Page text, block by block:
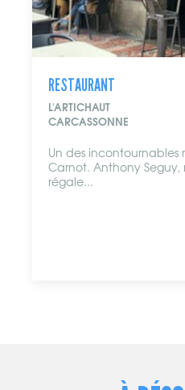
RESTAURANT
L'ARTICHAUT
CARCASSONNE
Un des
Carnot. Anthony Seguy,
régale...